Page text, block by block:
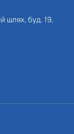
шлях, буд. 19,